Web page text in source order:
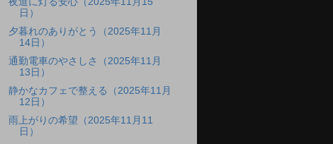
日）
夕暮れのありがとう（2025年11月
14日）
通勤電車のやさしさ（2025年11月
13日）
静かなカフェで整える（2025年11月
12日）
雨上がりの希望（2025年11月11
日）